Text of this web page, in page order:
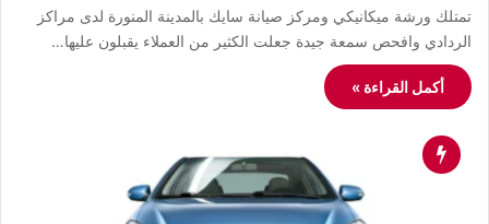
تمتلك ورشة ميكانيكي ومركز صيانة سايك بالمدينة المنورة لدى مراكز
الردادي وافحص سمعة جيدة جعلت الكثير من العملاء يقبلون عليها…
أكمل القراءة »